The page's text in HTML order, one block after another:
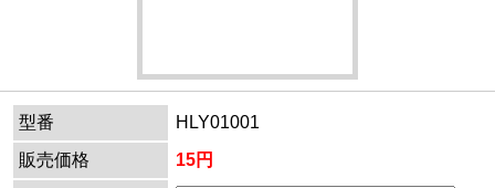
型番
HLY01001
販売価格
15円